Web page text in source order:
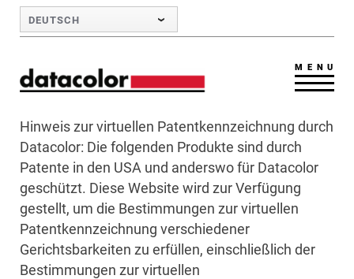
Skip to Main Content
DEUTSCH
MENU
Hinweis zur virtuellen Patentkennzeichnung durch
Datacolor: Die folgenden Produkte sind durch
Patente in den USA und anderswo für Datacolor
geschützt. Diese Website wird zur Verfügung
gestellt, um die Bestimmungen zur virtuellen
Patentkennzeichnung verschiedener
Gerichtsbarkeiten zu erfüllen, einschließlich der
Bestimmungen zur virtuellen